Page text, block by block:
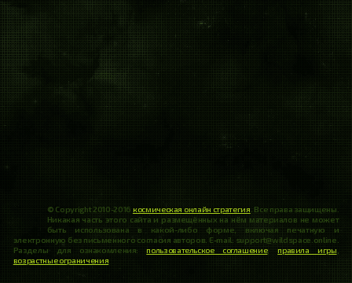
© Copyright 2010-2016 космическая онлайн стратегия . Все права защищены.
Никакая часть этого сайта и размещённых на нём материалов не может
быть использована в какой-либо форме, включая печатную и
электронную без письменного согласия авторов. E-mail: support@wildspace.online.
Разделы для ознакомления:пользовательское соглашение, правила игры
возрастные ограничения